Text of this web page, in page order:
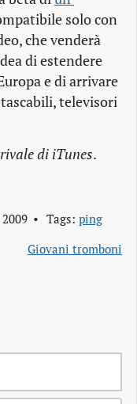
solo con
che venderà
di estendere
e di arrivare
televisori
rivale di iTunes.
Tags: ping
Giovani tromboni